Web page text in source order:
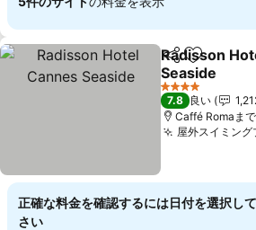
シェアお気に入
Radisson
Seaside
料金を表示
4 ホテルのランク
7.8 良い
Caffé Romaま
屋外スイミン
正確な料金を確認するには日付を選択し
さい